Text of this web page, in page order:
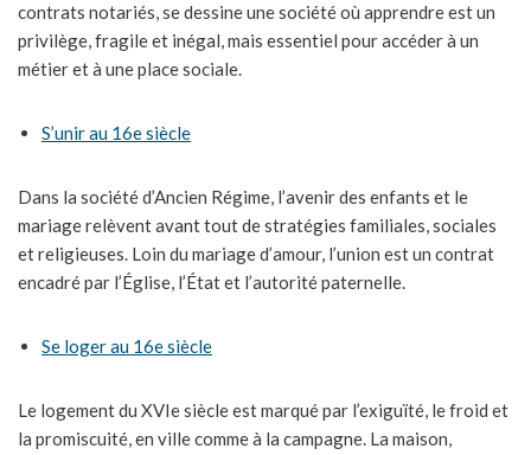
contrats notariés, se dessine une société où apprendre est un
privilège, fragile et inégal, mais essentiel pour accéder à un
métier et à une place sociale.
S’unir au 16e siècle
Dans la société d’Ancien Régime, l’avenir des enfants et le
mariage relèvent avant tout de stratégies familiales, sociales
et religieuses. Loin du mariage d’amour, l’union est un contrat
encadré par l’Église, l’État et l’autorité paternelle.
Se loger au 16e siècle
Le logement du XVIe siècle est marqué par l’exiguïté, le froid et
la promiscuité, en ville comme à la campagne. La maison,